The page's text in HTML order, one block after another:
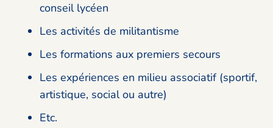
conseil lycéen
Les activités de militantisme
Les formations aux premiers secours
Les expériences en milieu associatif (sportif,
artistique, social ou autre)
Etc.